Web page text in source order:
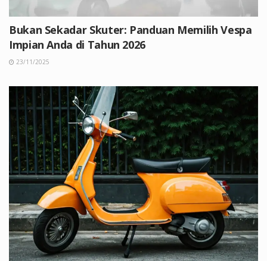
Bukan Sekadar Skuter: Panduan Memilih Vespa
Impian Anda di Tahun 2026
23/11/2025